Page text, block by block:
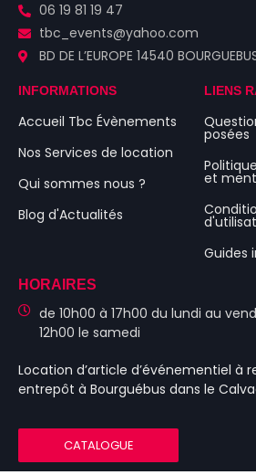
06 19 81 19 47
tbc_events@yahoo.com
BD DE L’EUROPE 14540
INFORMATIONS
Accueil Tbc Évènements
Nos Services de location
Qui sommes nous ?
Blog d'Actualités
LIENS
posées
et
Guides
HORAIRES
de 10h00 à 17h00 du lundi au
12h00 le samedi
Location d’article d’événementiel à
entrepôt à Bourguébus dans le
CATALOGUE